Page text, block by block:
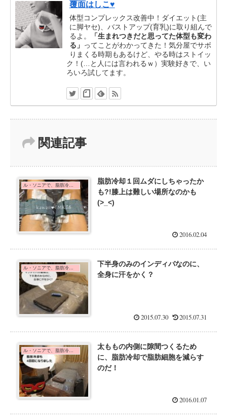
覆面はしこ♥
体型コンプレックス改善中！ダイエット(主
に脚ヤセ)、バストアップ(育乳)に取り組んで
るよ。
「生まれつきだと思ってた体型も変わ
る」 ってことがわかってきた！気分屋でサボ
りまくる時期もあるけど、やる時はストイッ
ク！(…と人には言われるｗ）実験好きで、い
ろいろ試してます。
関連記事
ル・ソニアで、脂肪冷却とインディバを体験した口コミ
脂肪冷却１回ムダにしちゃったか
も?!膝上は難しい場所なのかも
(>_<)
2016.02.04
ル・ソニアで、脂肪冷却とインディバを体験した口コミ
下半身のみのインディバなのに、
全身に汗をかく？
2015.07.30 2015.07.31
太ももの内側に隙間つくるため
に、脂肪冷却で脂肪細胞を減らす
のだ！
2016.01.07